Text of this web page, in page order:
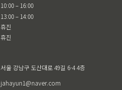
10:00 – 16:00
13:00 – 14:00
휴진
휴진
서울 강남구 도산대로 49길 6-4 4층
jahayun1@naver.com